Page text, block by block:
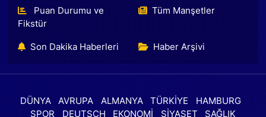
Puan Durumu ve
Fikstür
Tüm Manşetler
Son Dakika Haberleri Haber Arşivi
DÜNYA AVRUPA ALMANYA TÜRKİYE
HAMBURG
SPOR
DEUTSCH EKONOMİ SİYASET SAĞLIK